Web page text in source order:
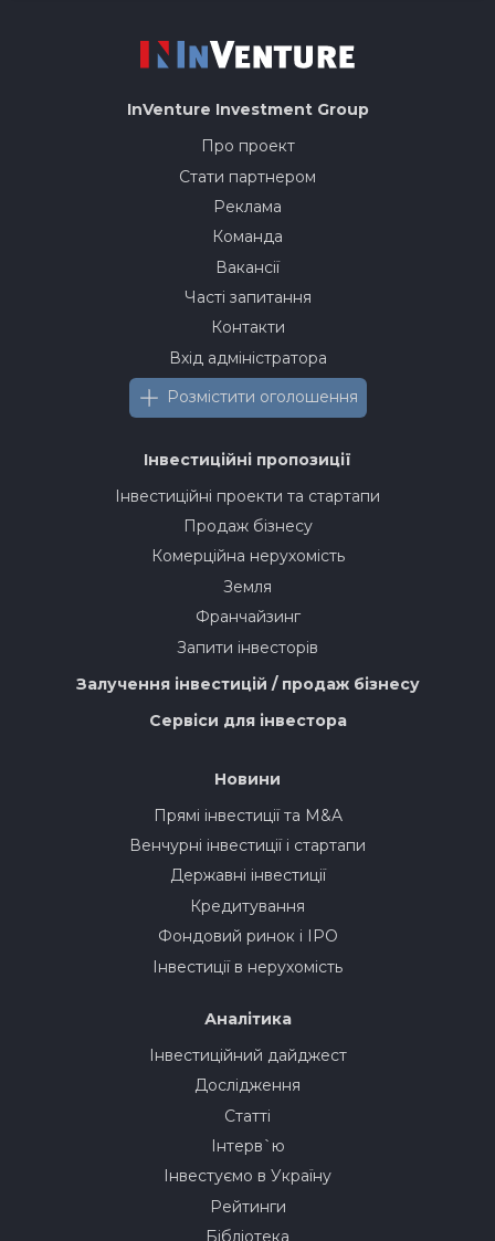
InVenture Investment Group
Про проект
Стати партнером
Реклама
Команда
Вакансії
Часті запитання
Контакти
Вхід адміністратора
Розмістити оголошення
Інвестиційні пропозиції
Інвестиційні проекти та стартапи
Продаж бізнесу
Комерційна нерухомість
Земля
Франчайзинг
Запити інвесторів
Залучення інвестицій / продаж бізнесу
Сервіси для інвестора
Новини
Прямі інвестиції та M&A
Венчурні інвестиції і стартапи
Державні інвестиції
Кредитування
Фондовий ринок і IPO
Інвестиції в нерухомість
Аналітика
Інвестиційний дайджест
Дослідження
Статті
Інтерв`ю
Інвестуємо в Україну
Рейтинги
Бібліотека